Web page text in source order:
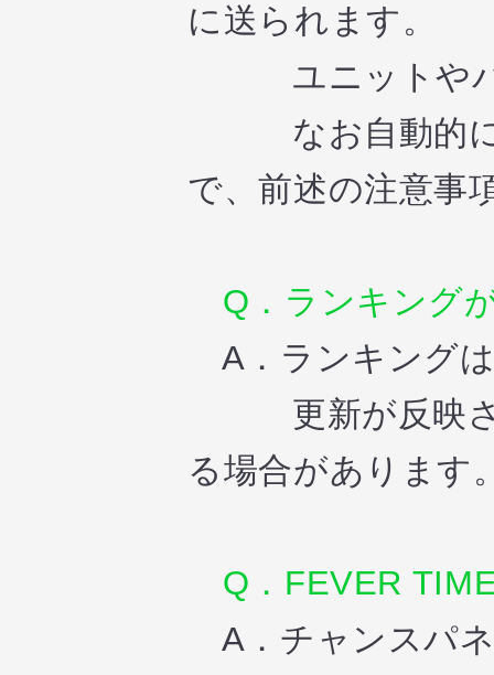
に送られます。
ユニットやパ
なお自動的に
で、前述の注意事
Q．ランキング
A．ランキング
更新が反映され
る場合があります
Q．FEVER
A．チャンスパ